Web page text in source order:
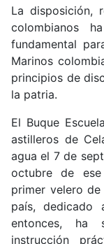
La disposición,
colombianos
fundamental
Marinos
principios de
la patria.
El Buque
astilleros de
agua el 7 de
octubre de
primer velero
país, dedicado
entonces, ha
instrucción